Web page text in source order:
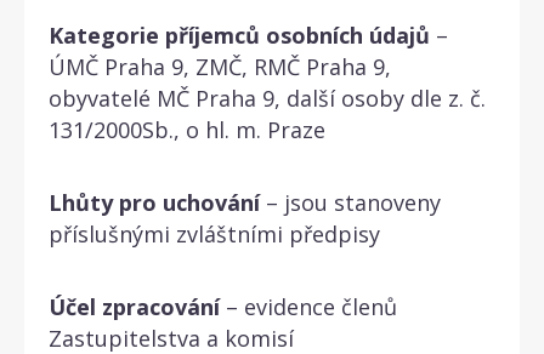
Kategorie příjemců osobních údajů –
ÚMČ Praha 9, ZMČ, RMČ Praha 9,
obyvatelé MČ Praha 9, další osoby dle z. č.
131/2000Sb., o hl. m. Praze
Lhůty pro uchování– jsou stanoveny
příslušnými zvláštními předpisy
Účel zpracování– evidence členů
Zastupitelstva a komisí